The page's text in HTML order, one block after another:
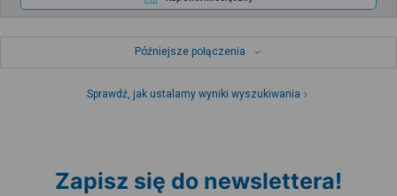
Późniejsze połączenia
Sprawdź, jak ustalamy wyniki wyszukiwania
Zapisz się do newslettera!